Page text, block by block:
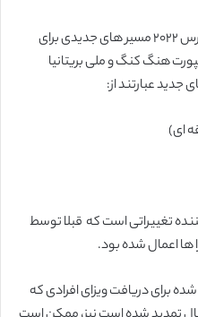
براساس اخبار منتشر شده از تاریخ 5 مارس 2022 مسیر های جدیدی برای
هنگ کنگ و ملی بریتانیا
تغییراتی است که قبلا توسط
برای دریافت ویزای افرادی که